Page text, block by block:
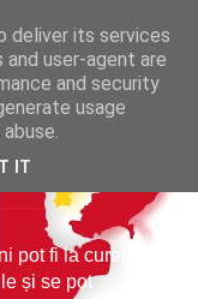
din
pot fi la curent cu
și se pot
deliver its services
user-agent are
and security
usage
IT